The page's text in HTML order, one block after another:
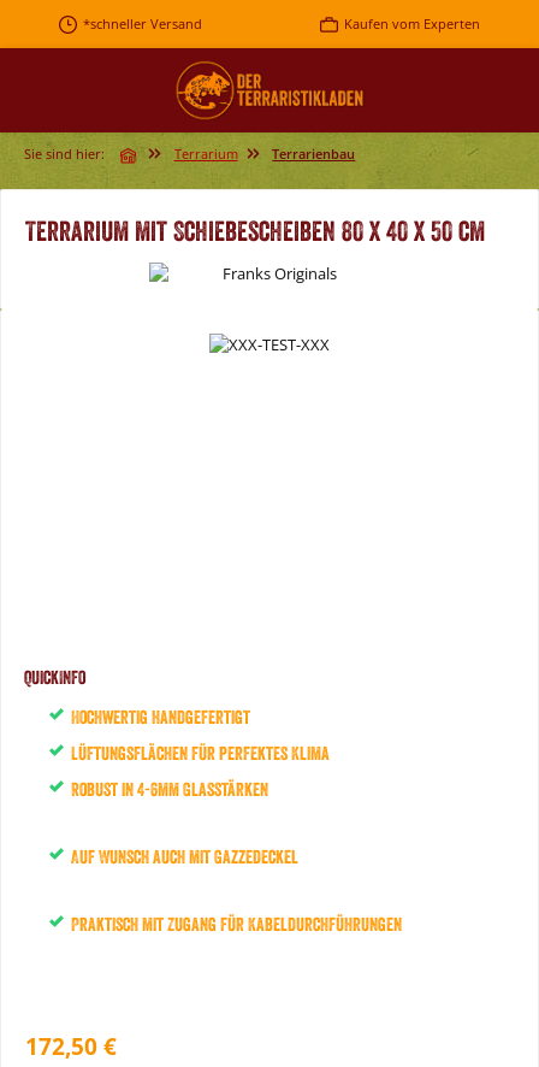
Zum Hauptinhalt springen
*schneller Versand Kaufen vom Experten
Sie sind hier: Terrarium Terrarienbau
Terrarium mit Schiebescheiben 80 x 40 x 50 cm
Bildergalerie überspringen
QuickInfo
Hochwertig handgefertigt
Lüftungsflächen für perfektes Klima
Robust in 4-6mm Glasstärken
Auf Wunsch auch mit Gazzedeckel
Praktisch mit Zugang für Kabeldurchführungen
172,50 €